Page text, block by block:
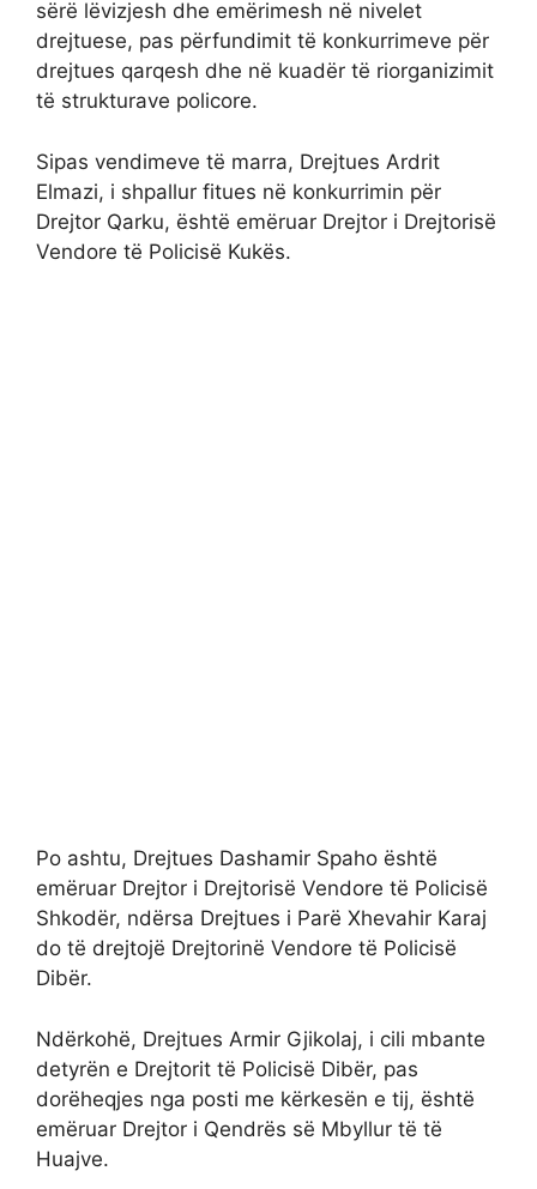
sërë lëvizjesh dhe emërimesh në nivelet
drejtuese, pas përfundimit të konkurrimeve për
drejtues qarqesh dhe në kuadër të riorganizimit
të strukturave policore.
Sipas vendimeve të marra, Drejtues Ardrit
Elmazi, i shpallur fitues në konkurrimin për
Drejtor Qarku, është emëruar Drejtor i Drejtorisë
Vendore të Policisë Kukës.
Po ashtu, Drejtues Dashamir Spaho është
emëruar Drejtor i Drejtorisë Vendore të Policisë
Shkodër, ndërsa Drejtues i Parë Xhevahir Karaj
do të drejtojë Drejtorinë Vendore të Policisë
Dibër.
Ndërkohë, Drejtues Armir Gjikolaj, i cili mbante
detyrën e Drejtorit të Policisë Dibër, pas
dorëheqjes nga posti me kërkesën e tij, është
emëruar Drejtor i Qendrës së Mbyllur të të
Huajve.